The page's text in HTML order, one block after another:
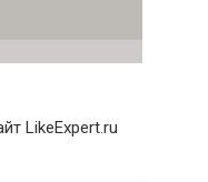
LikeExpert.ru